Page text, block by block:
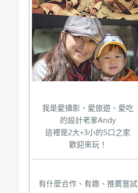
我是愛攝影、愛旅遊、愛吃
的設計老爹Andy
這裡是2大+3小的5口之家
歡迎來玩！
有什麼合作、有趣、推薦嘗試